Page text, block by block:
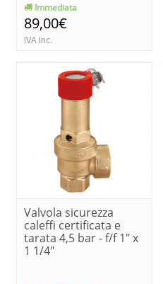
Immediata
89,00€
IVA Inc.
Valvola sicurezza
caleffi certificata e
tarata 4,5 bar - f/f 1" x
1 1/4"